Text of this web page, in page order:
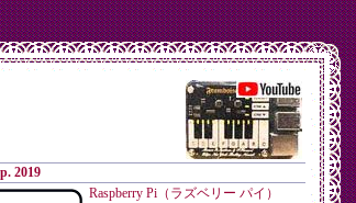
2019
Raspberry Pi（ラズベリー パイ）